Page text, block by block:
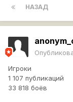
НАЗАД
Игроки
1 107 публикаций
33 818 боёв